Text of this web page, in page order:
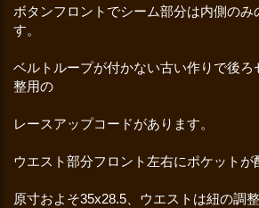
ボタンフロントでシーム部分は内側のみ
す。
ベルトループが付かない古い作りで後ろ
整用の
レースアップコードがあります。
ウエスト部分フロント左右にポケットが
原寸およそ35x28.5、ウエストは紐の調